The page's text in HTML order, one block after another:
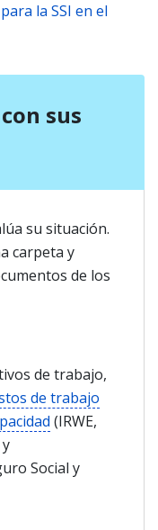
la SSI en el
sus
su situación.
carpeta y
de los
de trabajo,
de trabajo
(IRWE,
Social y